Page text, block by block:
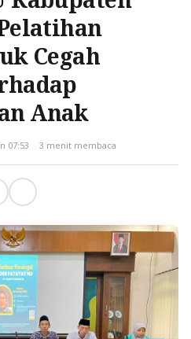
Cegah
Anak
07:53 3 menit membaca